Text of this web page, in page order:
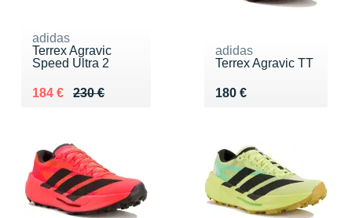
adidas
Terrex Agravic
Speed Ultra 2
230 €
Au lieu de 230 €
184 €
Vendu 184 €
adidas
Terrex Agravic TT
180 €
Vendu 180 €